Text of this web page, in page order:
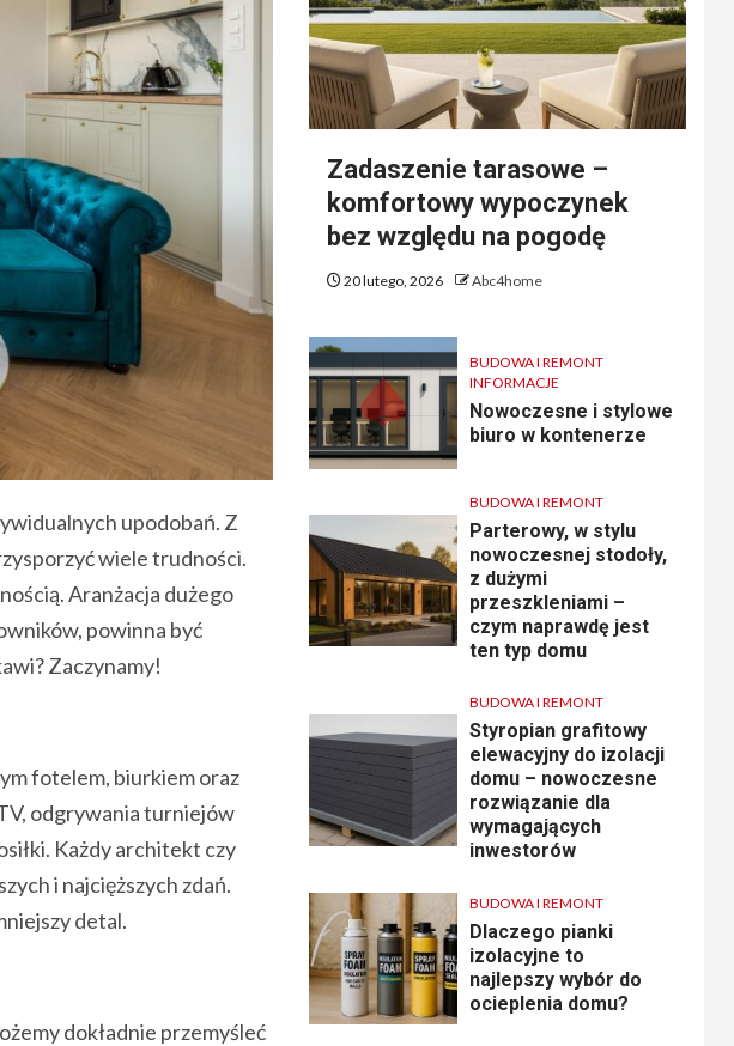
upodobań. Z
wiele trudności.
Aranżacja dużego
powinna być
Zaczynamy!
fotelem, biurkiem oraz
odgrywania turniejów
Każdy architekt czy
i najcięższych zdań.
detal.
dokładnie przemyśleć
Zadaszenie tarasowe –
komfortowy wypoczynek
bez względu na pogodę
20 lutego, 2026 Abc4home
BUDOWA I REMONT
INFORMACJE
Nowoczesne i stylowe
biuro w kontenerze
BUDOWA I REMONT
Parterowy, w stylu
nowoczesnej stodoły,
z dużymi
przeszkleniami –
czym naprawdę jest
ten typ domu
BUDOWA I REMONT
Styropian grafitowy
elewacyjny do izolacji
domu – nowoczesne
rozwiązanie dla
wymagających
inwestorów
BUDOWA I REMONT
Dlaczego pianki
izolacyjne to
najlepszy wybór do
ocieplenia domu?